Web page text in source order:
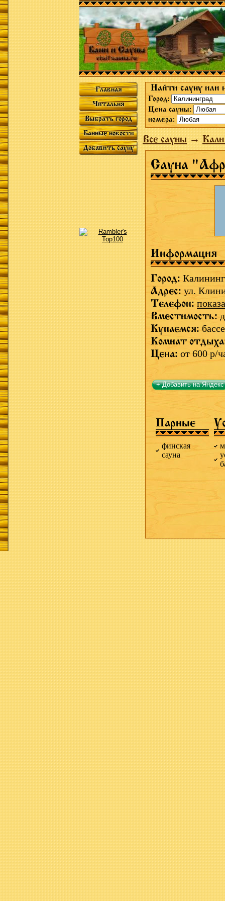
Главная
Читальня
Выбрать город
Банные новости
Добавить сауну
Найти сауну или
Город:
Цена сауны:
номера:
Все сауны→
Сауна
Информация
Город:
Адрес: ул.
Телефон:
Вместимость:
Купаемся:
Комнат
Цена: от 600 р/
+ Добавить на Яндекс
Парные
финская
сауна